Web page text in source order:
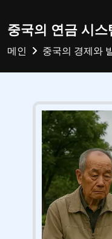
중국의 연금 시
메인 중국의 경제와